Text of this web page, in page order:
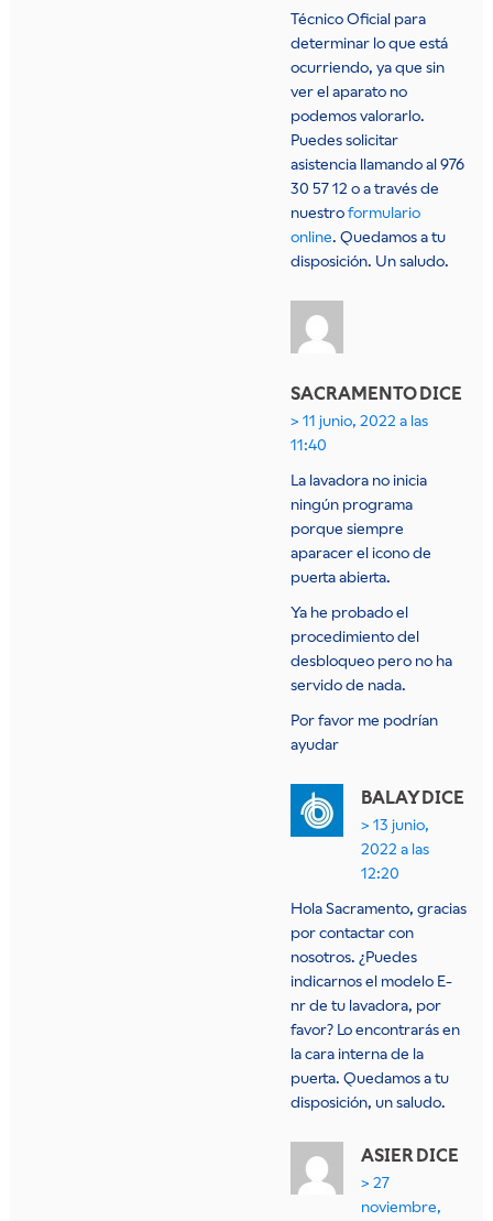
Técnico Oficial para
determinar lo que está
ocurriendo, ya que sin
ver el aparato no
podemos valorarlo.
Puedes solicitar
asistencia llamando al 976
30 57 12 o a través de
nuestroformulario
online. Quedamos a tu
disposición. Un saludo.
SACRAMENTO DICE
11 junio, 2022 a las
11:40
La lavadora no inicia
ningún programa
porque siempre
aparacer el icono de
puerta abierta.
Ya he probado el
procedimiento del
desbloqueo pero no ha
servido de nada.
Por favor me podrían
ayudar
BALAY DICE
13 junio,
2022 a las
12:20
Hola Sacramento, gracias
por contactar con
nosotros. ¿Puedes
indicarnos el modelo E-
nr de tu lavadora, por
favor? Lo encontrarás en
la cara interna de la
puerta. Quedamos a tu
disposición, un saludo.
ASIER DICE
27
noviembre,